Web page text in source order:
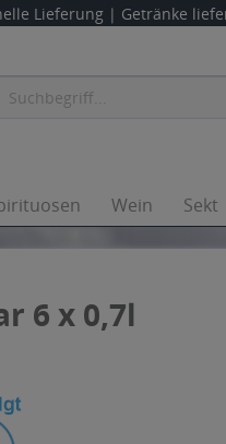
Lieferung | Getränke
Wein Sekt
6 x 0,7l